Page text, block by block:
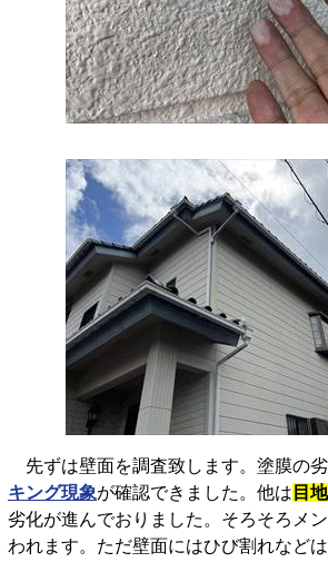
先ずは壁面を調査致します。塗膜の
キング現象が確認できました。他は 目
劣化が進んでおりました。そろそろメ
われます。ただ壁面にはひび割れなど